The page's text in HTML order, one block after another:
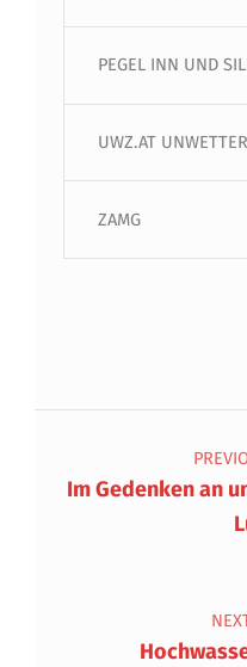
PEGEL INN UND
UWZ.AT
ZAMG
Im Gedenken an